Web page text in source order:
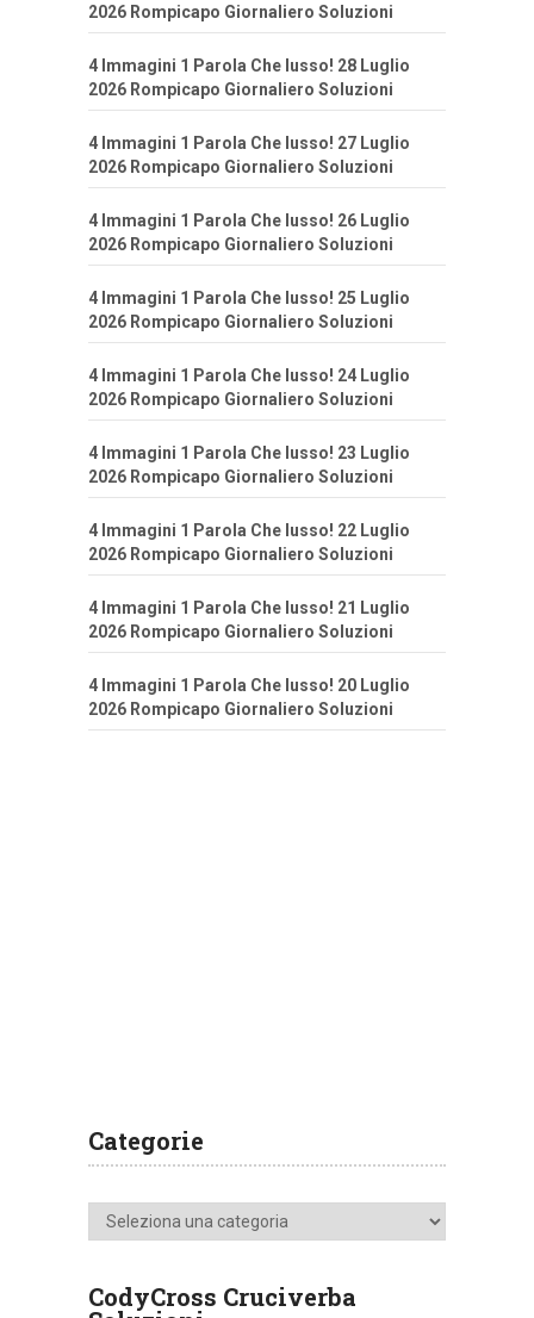
2026 Rompicapo Giornaliero Soluzioni
4 Immagini 1 Parola Che lusso! 28 Luglio
2026 Rompicapo Giornaliero Soluzioni
4 Immagini 1 Parola Che lusso! 27 Luglio
2026 Rompicapo Giornaliero Soluzioni
4 Immagini 1 Parola Che lusso! 26 Luglio
2026 Rompicapo Giornaliero Soluzioni
4 Immagini 1 Parola Che lusso! 25 Luglio
2026 Rompicapo Giornaliero Soluzioni
4 Immagini 1 Parola Che lusso! 24 Luglio
2026 Rompicapo Giornaliero Soluzioni
4 Immagini 1 Parola Che lusso! 23 Luglio
2026 Rompicapo Giornaliero Soluzioni
4 Immagini 1 Parola Che lusso! 22 Luglio
2026 Rompicapo Giornaliero Soluzioni
4 Immagini 1 Parola Che lusso! 21 Luglio
2026 Rompicapo Giornaliero Soluzioni
4 Immagini 1 Parola Che lusso! 20 Luglio
2026 Rompicapo Giornaliero Soluzioni
Categorie
Categorie
CodyCross Cruciverba